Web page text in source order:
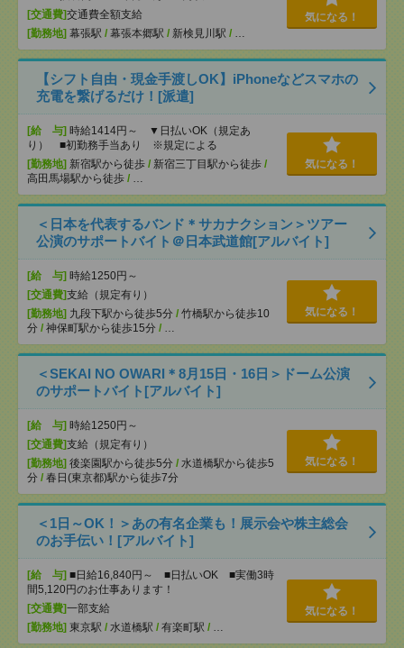
[交通費]交通費全額支給
[勤務地] 幕張駅 / 幕張本郷駅 / 新検見川駅 / …
気になる！
【シフト自由・現金手渡しOK】iPhoneなどスマホの
充電を繋げるだけ！[派遣]
[給 与] 時給1414円～ ▼日払いOK（規定あ
り） ■初勤務手当あり ※規定による
[勤務地] 新宿駅から徒歩 / 新宿三丁目駅から徒歩 /
高田馬場駅から徒歩 / …
気になる！
＜日本を代表するバンド＊サカナクション＞ツアー
公演のサポートバイト＠日本武道館[アルバイト]
[給 与] 時給1250円～
[交通費]支給（規定有り）
[勤務地] 九段下駅から徒歩5分 / 竹橋駅から徒歩10
分 / 神保町駅から徒歩15分 / …
気になる！
＜SEKAI NO OWARI＊8月15日・16日＞ドーム公演
のサポートバイト[アルバイト]
[給 与] 時給1250円～
[交通費]支給（規定有り）
[勤務地] 後楽園駅から徒歩5分 / 水道橋駅から徒歩5
分 / 春日(東京都)駅から徒歩7分
気になる！
＜1日～OK！＞あの有名企業も！展示会や株主総会
のお手伝い！[アルバイト]
[給 与] ■日給16,840円～ ■日払いOK ■実働3時
間5,120円のお仕事あります！
[交通費]一部支給
[勤務地] 東京駅 / 水道橋駅 / 有楽町駅 / …
気になる！